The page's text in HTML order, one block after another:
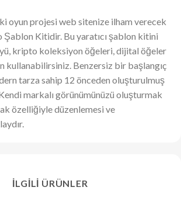
oyun projesi web sitenize ilham verecek
Şablon Kitidir. Bu yaratıcı şablon kitini
kripto koleksiyon öğeleri, dijital öğeler
kullanabilirsiniz. Benzersiz bir başlangıç
tarza sahip 12 önceden oluşturulmuş
markalı görünümünüzü oluşturmak
özelliğiyle düzenlemesi ve
İLGILI ÜRÜNLER